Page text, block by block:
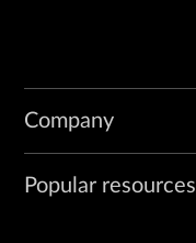
Company
Popular resources